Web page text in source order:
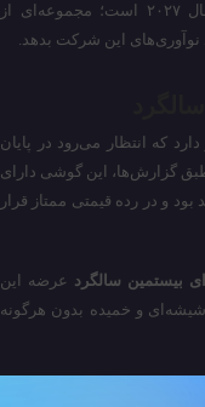
برنامه‌ریزی برای یک «رنسانس محصولاتی» در سال ۲۰۲۷ است؛ مجموعه‌ای از
نوآوری‌های این شرکت بدهد.
دارد که انتظار می‌رود در پایان
آیفون ۱۸ عرضه شود. طبق گزارش‌ها، این گوشی دارای
و در رده قیمتی ممتاز قرار
بیستمین سالگرد عرضه این
و خمیده بدون هرگونه